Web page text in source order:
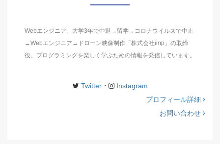
Webエンジニア。大学3年で中退→留学→コロナウイルスで中止
→Webエンジニア→ドローン映像制作「株式会社imp」の取締
役。プログラミングを楽しく学ぶための情報を発信しています。
Twitter・
Instagram
プロフィール詳細
お問い合わせ